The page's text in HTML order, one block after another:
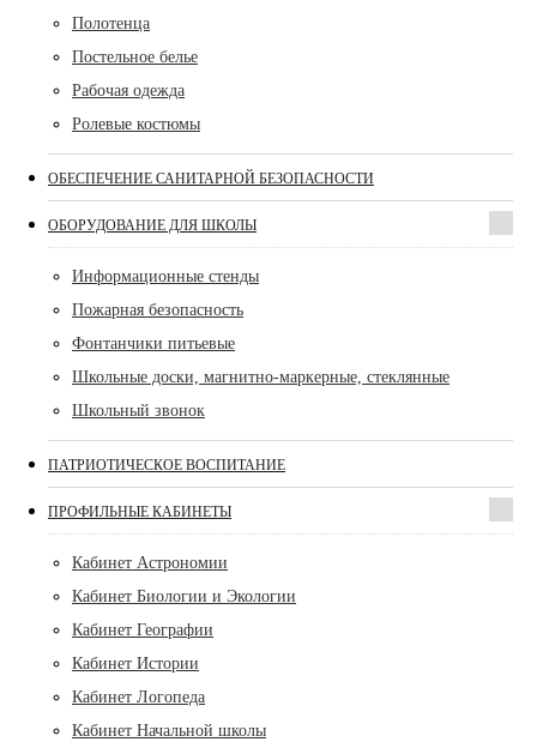
Полотенца
Постельное белье
Рабочая одежда
Ролевые костюмы
ОБЕСПЕЧЕНИЕ САНИТАРНОЙ БЕЗОПАСНОСТИ
ОБОРУДОВАНИЕ ДЛЯ ШКОЛЫ
Информационные стенды
Пожарная безопасность
Фонтанчики питьевые
Школьные доски, магнитно-маркерные, стеклянные
Школьный звонок
ПАТРИОТИЧЕСКОЕ ВОСПИТАНИЕ
ПРОФИЛЬНЫЕ КАБИНЕТЫ
Кабинет Астрономии
Кабинет Биологии и Экологии
Кабинет Географии
Кабинет Истории
Кабинет Логопеда
Кабинет Начальной школы